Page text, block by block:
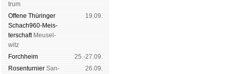
trum
Offene Thü­rin­ger
Schach960-Meis­
ter­schaftMeu­sel­
witz
19.09.
Forch­heim
25.-27.09.
Rosen­tur­nier San­
26.09.